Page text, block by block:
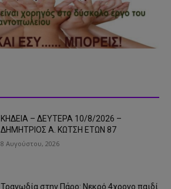
ΚΗΔΕΙΑ – ΔΕΥΤΕΡΑ 10/8/2026 –
ΔΗΜΗΤΡΙΟΣ Α. ΚΩΤΣΗ ΕΤΩΝ 87
8 Αυγούστου, 2026
Τραγωδία στην Πάρο: Νεκρό 4χρονο παιδί